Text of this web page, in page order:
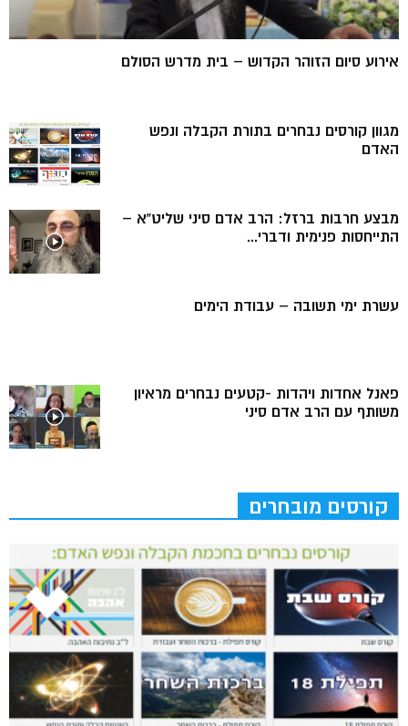
אירוע סיום הזוהר הקדוש – בית מדרש הסולם
מגוון קורסים נבחרים בתורת הקבלה ונפש
האדם
מבצע חרבות ברזל: הרב אדם סיני שליט”א –
התייחסות פנימית ודברי...
עשרת ימי תשובה – עבודת הימים
פאנל אחדות ויהדות -קטעים נבחרים מראיון
משותף עם הרב אדם סיני
קורסים מובחרים